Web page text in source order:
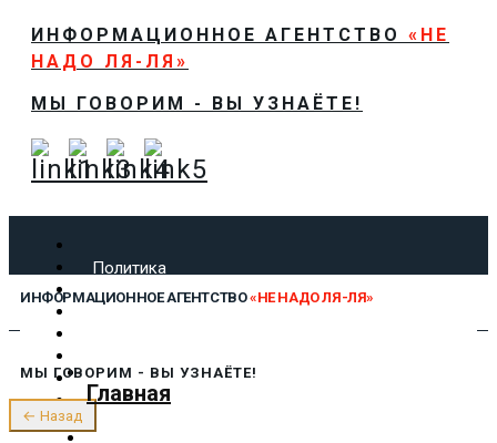
ИНФОРМАЦИОННОЕ АГЕНТСТВО «НЕ
НАДО ЛЯ-ЛЯ»
МЫ ГОВОРИМ - ВЫ УЗНАЁТЕ!
Политика
Экономика
Культура
Предложить новость
ИНФОРМАЦИОННОЕ АГЕНТСТВО«НЕ НАДО ЛЯ-ЛЯ»
Главная
МЫ ГОВОРИМ - ВЫ УЗНАЁТЕ!
← Назад